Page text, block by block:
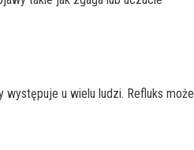
u wielu ludzi. Refluks może